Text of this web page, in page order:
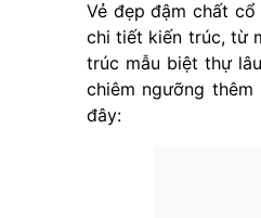
Vẻ đẹp đậm chất
chi tiết kiến trúc, từ
trúc mẫu biệt thự
chiêm ngưỡng
đây: